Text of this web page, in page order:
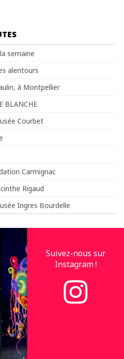
semaine
alentours
à Montpellier
BLANCHE
Courbet
Carmignac
Rigaud
Ingres Bourdelle
Suivez-nous sur
Instagram !